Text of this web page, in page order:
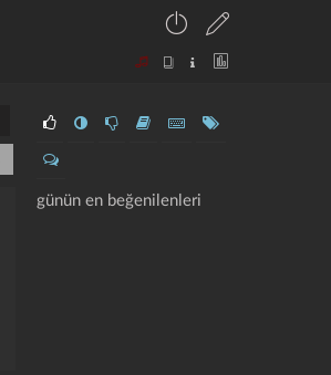
günün en beğenilenleri